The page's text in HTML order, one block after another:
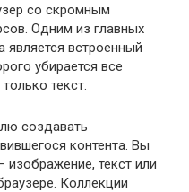
со скромным
Одним из главных
является встроенный
убирается все
текст.
создавать
контента. Вы
изображение, текст или
Коллекции